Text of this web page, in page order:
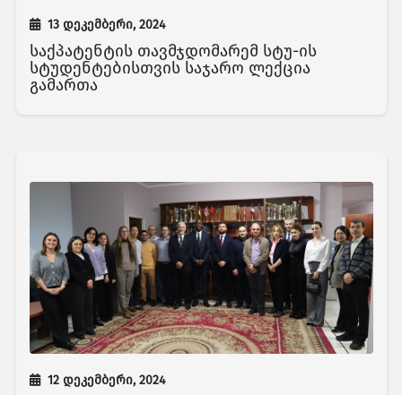
13 დეკემბერი, 2024
საქპატენტის თავმჯდომარემ სტუ-ის
სტუდენტებისთვის საჯარო ლექცია
გამართა
12 დეკემბერი, 2024